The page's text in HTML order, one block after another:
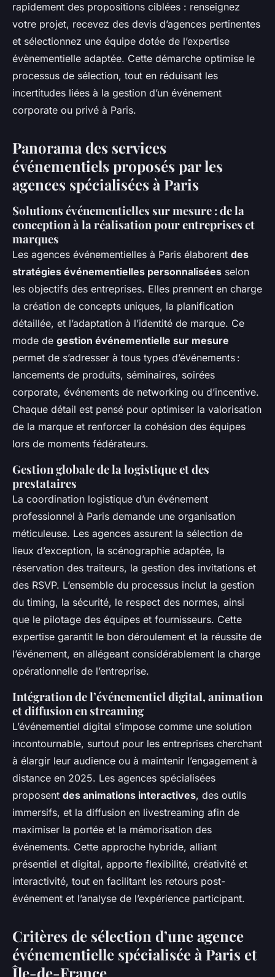
rapidement des propositions ciblées : renseignez
votre projet, recevez des devis d’agences pertinentes
et sélectionnez une équipe dotée de l’expertise
évènementielle adaptée. Cette démarche optimise le
processus de sélection, tout en réduisant les
incertitudes liées à la gestion d’un événement
corporate ou privé à Paris.
Panorama des services
événementiels proposés par les
agences spécialisées à Paris
Solutions événementielles sur mesure : de la
conception à la réalisation pour entreprises et
marques
Les agences événementielles à Paris élaborent des
stratégies événementielles personnalisées selon
les objectifs des entreprises. Elles prennent en charge
la création de concepts uniques, la planification
détaillée, et l’adaptation à l’identité de marque. Ce
mode de gestion événementielle sur mesure
permet de s’adresser à tous types d’événements :
lancements de produits, séminaires, soirées
corporate, événements de networking ou d’incentive.
Chaque détail est pensé pour optimiser la valorisation
de la marque et renforcer la cohésion des équipes
lors de moments fédérateurs.
Gestion globale de la logistique et des
prestataires
La coordination logistique d’un événement
professionnel à Paris demande une organisation
méticuleuse. Les agences assurent la sélection de
lieux d’exception, la scénographie adaptée, la
réservation des traiteurs, la gestion des invitations et
des RSVP. L’ensemble du processus inclut la gestion
du timing, la sécurité, le respect des normes, ainsi
que le pilotage des équipes et fournisseurs. Cette
expertise garantit le bon déroulement et la réussite de
l’événement, en allégeant considérablement la charge
opérationnelle de l’entreprise.
Intégration de l’événementiel digital, animation
et diffusion en streaming
L’événementiel digital s’impose comme une solution
incontournable, surtout pour les entreprises cherchant
à élargir leur audience ou à maintenir l’engagement à
distance en 2025. Les agences spécialisées
proposent des animations interactives, des outils
immersifs, et la diffusion en livestreaming afin de
maximiser la portée et la mémorisation des
événements. Cette approche hybride, alliant
présentiel et digital, apporte flexibilité, créativité et
interactivité, tout en facilitant les retours post-
événement et l’analyse de l’expérience participant.
Critères de sélection d’une agence
événementielle spécialisée à Paris et
Île-de-France